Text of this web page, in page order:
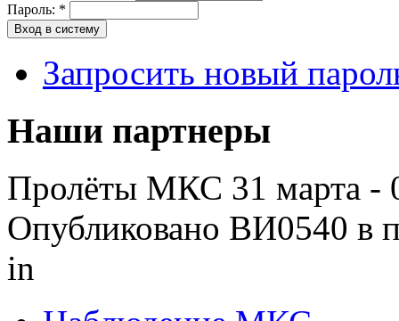
Пароль: *
Запросить новый
Наши партнеры
Пролёты МКС 31 марта -
Опубликовано ВИ0540 в
in